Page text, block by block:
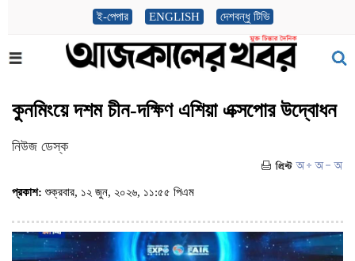
ই-পেপার ENGLISH দেশবন্ধু টিভি
কুনমিংয়ে দশম চীন-দক্ষিণ এশিয়া এক্সপোর উদ্বোধন
নিউজ ডেস্ক
প্রকাশ: শুক্রবার, ১২ জুন, ২০২৬, ১১:৫৫ পিএম